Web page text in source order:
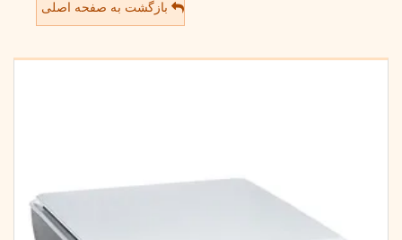
بازگشت به صفحه اصلی